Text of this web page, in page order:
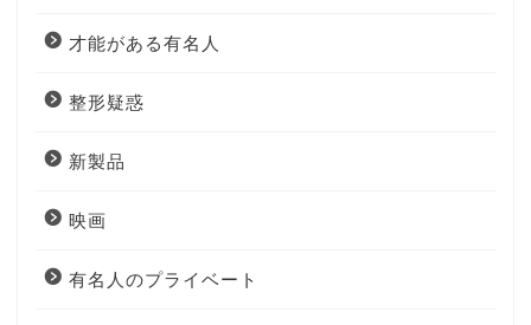
才能がある有名人
整形疑惑
新製品
映画
有名人のプライベート